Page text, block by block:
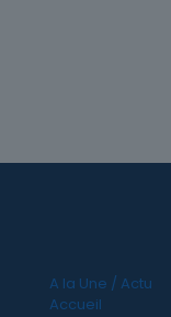
A la Une / Actu
Accueil